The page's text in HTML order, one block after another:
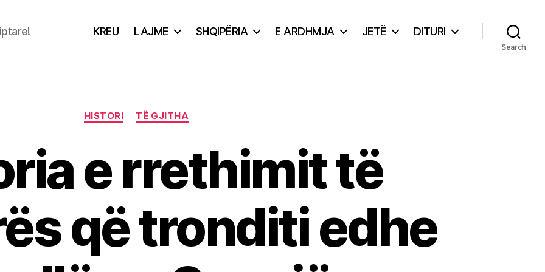
KREU LAJME SHQIPËRIA E ARDHMJA JETË DITURI
Search
Categories
HISTORI TË GJITHA
e rrethimit të
që tronditi edhe